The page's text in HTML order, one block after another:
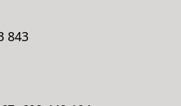
843